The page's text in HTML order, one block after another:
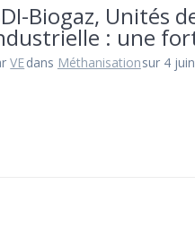
Biogaz, Unités
: une
VEdans Méthanisationsur 4